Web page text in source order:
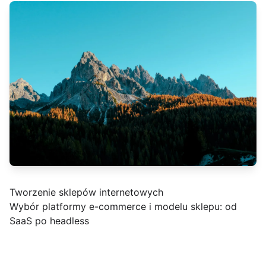
Tworzenie sklepów internetowych
Wybór platformy e-commerce i modelu sklepu: od
SaaS po headless